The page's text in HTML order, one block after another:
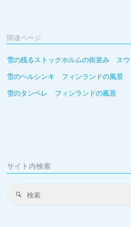
関連ページ
雪の残るストックホルムの街並み スウ
雪のヘルシンキ フィンランドの風景
雪のタンペレ フィンランドの風景
サイト内検索
検